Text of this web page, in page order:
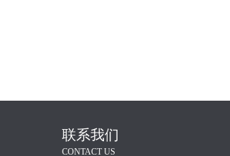
联系我们
CONTACT US